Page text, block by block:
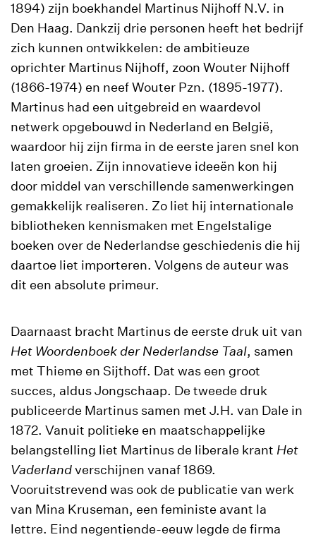
1894) zijn boekhandel Martinus Nijhoff N.V. in
Den Haag. Dankzij drie personen heeft het bedrijf
zich kunnen ontwikkelen: de ambitieuze
oprichter Martinus Nijhoff, zoon Wouter Nijhoff
(1866-1974) en neef Wouter Pzn. (1895-1977).
Martinus had een uitgebreid en waardevol
netwerk opgebouwd in Nederland en België,
waardoor hij zijn firma in de eerste jaren snel kon
laten groeien. Zijn innovatieve ideeën kon hij
door middel van verschillende samenwerkingen
gemakkelijk realiseren. Zo liet hij internationale
bibliotheken kennismaken met Engelstalige
boeken over de Nederlandse geschiedenis die hij
daartoe liet importeren. Volgens de auteur was
dit een absolute primeur.
Daarnaast bracht Martinus de eerste druk uit van
Het Woordenboek der Nederlandse Taal, samen
met Thieme en Sijthoff. Dat was een groot
succes, aldus Jongschaap. De tweede druk
publiceerde Martinus samen met J.H. van Dale in
1872. Vanuit politieke en maatschappelijke
belangstelling liet Martinus de liberale krant Het
Vaderlandverschijnen vanaf 1869.
Vooruitstrevend was ook de publicatie van werk
van Mina Kruseman, een feministe avant la
lettre. Eind negentiende-eeuw legde de firma